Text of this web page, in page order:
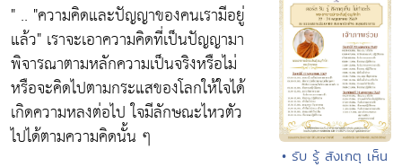
" .. "ความคิดและปัญญาของคนเรามีอยู่
แล้ว" เราจะเอาความคิดที่เป็นปัญญามา
พิจารณาตามหลักความเป็นจริงหรือไม่
หรือจะคิดไปตามกระแสของโลกให้ใจได้
เกิดความหลงต่อไป ใจมีลักษณะไหวตัว
ไปได้ตามความคิดนั้น ๆ
• รับ รู้ สังเกตุ เห็น